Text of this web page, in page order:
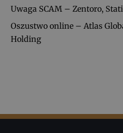
Uwaga SCAM – Zentoro,
Oszustwo online – Atlas
Holding